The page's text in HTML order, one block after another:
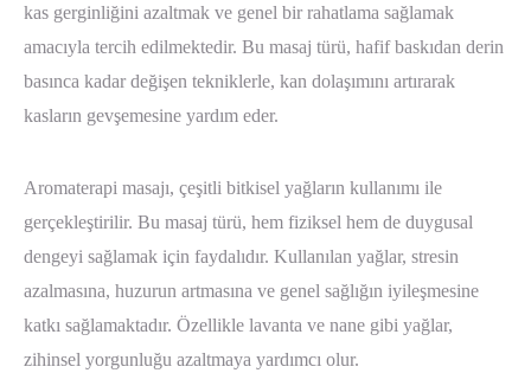
kas gerginliğini azaltmak ve genel bir rahatlama sağlamak
amacıyla tercih edilmektedir. Bu masaj türü, hafif baskıdan derin
basınca kadar değişen tekniklerle, kan dolaşımını artırarak
kasların gevşemesine yardım eder.
Aromaterapi masajı, çeşitli bitkisel yağların kullanımı ile
gerçekleştirilir. Bu masaj türü, hem fiziksel hem de duygusal
dengeyi sağlamak için faydalıdır. Kullanılan yağlar, stresin
azalmasına, huzurun artmasına ve genel sağlığın iyileşmesine
katkı sağlamaktadır. Özellikle lavanta ve nane gibi yağlar,
zihinsel yorgunluğu azaltmaya yardımcı olur.